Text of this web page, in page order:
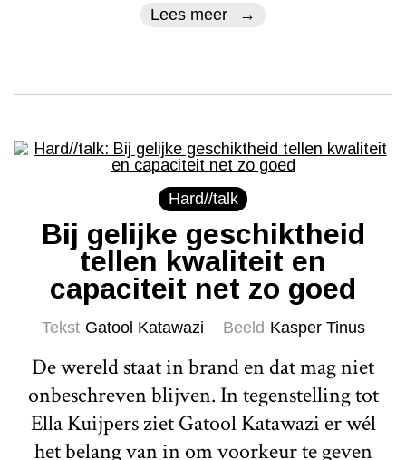
Lees meer
Hard//talk
Bij gelijke geschiktheid
tellen kwaliteit en
capaciteit net zo goed
Tekst Gatool Katawazi Beeld Kasper Tinus
De wereld staat in brand en dat mag niet
onbeschreven blijven. In tegenstelling tot
Ella Kuijpers ziet Gatool Katawazi er wél
het belang van in om voorkeur te geven